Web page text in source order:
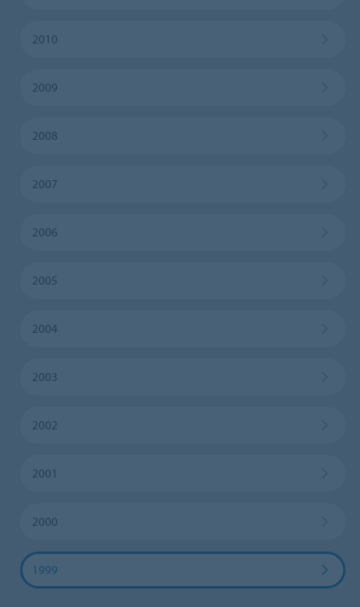
2010
2009
2008
2007
2006
2005
2004
2003
2002
2001
2000
1999